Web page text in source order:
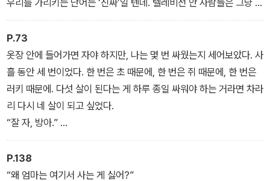
우리를 가리키는 단어는 ‘진짜’일 텐데. 텔레비전 안 사람들은 그냥 색
깔로 만들어진 거고.
“응, 내가 소년을 또 낳으면, 그 애도 진짜 사람이 될 거야. 아니면, 거
인이 될 거야. 착한 거인. 여기까지 자라야지.”
나는 풀쩍 뛰어서 침대 벽 높은 곳, 거의 지붕이 비스듬히 시작되는 곳
가까이 손을 짚었다.
“근사한데.”
엄마의 표정이 굳어졌다. 내가 안 좋은 말을 했다는 뜻이지만, 이유는
알 수 없었다.
“난 채광창을 뚫고 바깥 세계로 나가서 행성 사이로 슉슉 자랄 거야.
도라랑 스폰지밥이랑 내 친구들을 찾아가야지. 강아지 러키랑 같이.”
P.73
옷장 안에 들어가면 자야 하지만, 나는 몇 번 싸웠는지 세어보았다. 사
흘 동안 세 번이었다. 한 번은 초 때문에, 한 번은 쥐 때문에, 한 번은
러키 때문에. 다섯 살이 된다는 게 하루 종일 싸워야 하는 거라면 차라
리 다시 네 살이 되고 싶었다.
“잘 자, 방아.”
나는 아주 조용히 말했다.
“잘 자, 전등아, 풍선아.”
“잘 자, 화덕아. 잘 자, 식탁아.”
P.138
“왜 엄마는 여기서 사는 게 싫어?”